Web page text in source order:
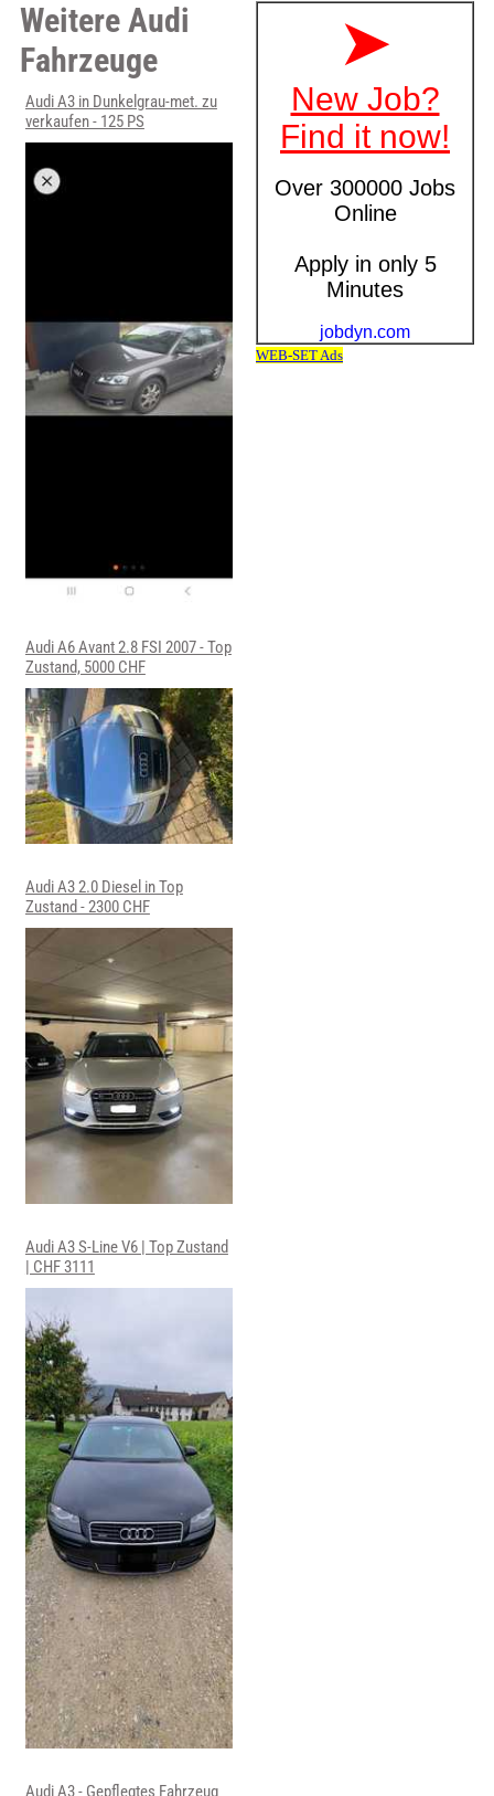
Weitere Audi
Fahrzeuge
Audi A3 in Dunkelgrau-met. zu
verkaufen - 125 PS
Audi A6 Avant 2.8 FSI 2007 - Top
Zustand, 5000 CHF
Audi A3 2.0 Diesel in Top
Zustand - 2300 CHF
Audi A3 S-Line V6 | Top Zustand
| CHF 3111
Audi A3 - Gepflegtes Fahrzeug